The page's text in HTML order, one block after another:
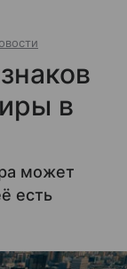
в
может
есть